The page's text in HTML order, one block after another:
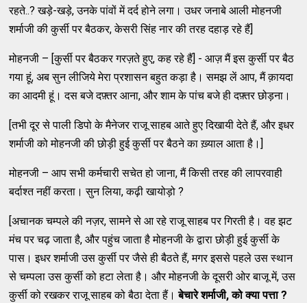
रहते..? खड़े-खड़े, उनके पांवों में दर्द होने लगा। उधर जनाबे आली मोहनजी
शर्माजी की कुर्सी पर बैठकर, केसरी सिंह नार की तरह दहाड़ रहे हैं]
मोहनजी – [कुर्सी पर बैठकर गरज़ते हुए, कह रहे हैं] - आज़ मैं इस कुर्सी पर बैठ
गया हूं, अब सुन लीजिये मेरा प्रशासन बहुत कड़ा है। समझ लें आप, मैं क़ायदा
का आदमी हूं। दस बजे दफ़्तर आना, और शाम के पांच बजे ही दफ़्तर छोड़ना।
[तभी दूर से पाली डिपो के मैनेजर राजू साहब आते हुए दिखायी देते हैं, और इधर
शर्माजी को मोहनजी की छोड़ी हुई कुर्सी पर बैठने का ख़्याल आता है।]
मोहनजी – आप सभी कर्मचारी सचेत हो जाना, मैं किसी तरह की लापरवाही
बर्दाश्त नहीं करता। सुन लिया, कढ़ी खायोड़ो ?
[अचानक चम्पले की नज़र, सामने से आ रहे राजू साहब पर गिरती है। वह झट
मंच पर चढ़ जाता है, और पहुंच जाता है मोहनजी के द्वारा छोड़ी हुई कुर्सी के
पास। इधर शर्माजी उस कुर्सी पर जैसे ही बैठते हैं, मगर इससे पहले उस स्थान
से चम्पला उस कुर्सी को हटा लेता है। और मोहनजी के दूसरी ओर बाजू में, उस
कुर्सी को रखकर राजू साहब को बैठा देता हैं।बेचारे शर्माजी,को क्या पत्ता?